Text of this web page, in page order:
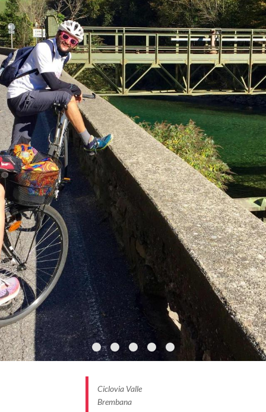
fiume Serio fino a raggiungere un sentiero unico che,
tra antichi ponti medievali e curiosi passaggi, ti
porterà a Clusone, cuore della Val Seriana.
VALLE BREMBANA
Pedala alla scoperta di questa valle
seguendol’antico tracciato ferroviario che
l’attraversava! Il tuo viaggio ti porterà fino a Piazza
Brembana. Questo non prima di averti condotto
lungo il caratteristico tratto che fiancheggia il fiume
Brembo percorrendo suggestive gallerie e paesaggi
che ti incanteranno con scorci di infinita bellezza.
CICLABILE DEI LAGHI
Un lago, tre fiumi e mille sentieri ti
accompagneranno in un suggestivo viaggio tra
terra e acqua, dove scoprirai singolari paesini a
vocazione agricola, antichi borghi e la splendida
pianura bergamasca.
Ciclovia Valle
Brembana